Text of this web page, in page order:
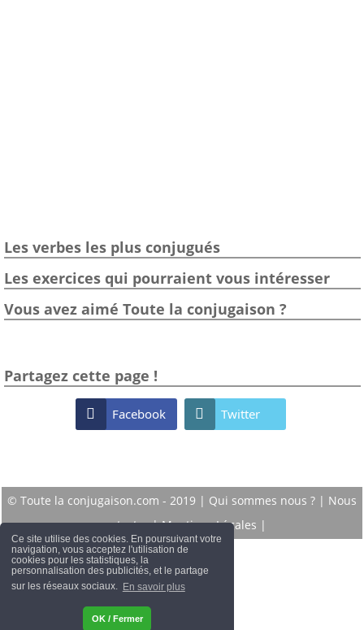
Ce site utilise des cookies. En poursuivant votre
navigation, vous acceptez l'utilisation de
cookies pour les statistiques, la
personnalisation des publicités, et le partage
sur les réseaux sociaux. En savoir plus
OK / Fermer
Les verbes les plus conjugués
Les exercices qui pourraient vous intéresser
Vous avez aimé Toute la conjugaison ?
Partagez cette page !
 Facebook  Twitter
© Toute la conjugaison.com - 2019 | Qui sommes nous ? | Nous
contacter|Mentions Légales |